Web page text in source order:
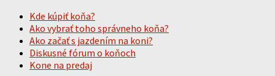
Kde kúpiť koňa?
Ako vybrať toho správneho koňa?
Ako začať s jazdením na koni?
Diskusné fórum o koňoch
Kone na predaj